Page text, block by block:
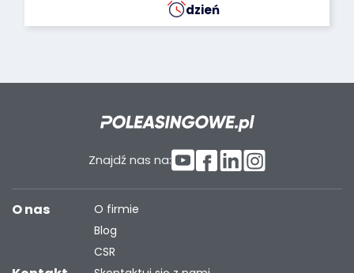
dzień
Znajdź nas na:
O nas
O firmie
Blog
CSR